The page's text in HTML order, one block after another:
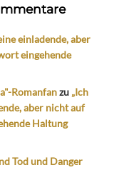
einladende, aber
eingehende
Romanfanzu „Ich
aber nicht auf
Haltung
Tod und Danger